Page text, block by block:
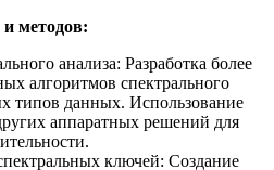
методов:
анализа: Разработка более
алгоритмов спектрального
типов данных. Использование
аппаратных решений для
ключей: Создание